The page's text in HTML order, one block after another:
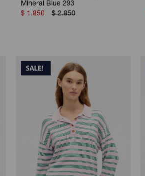
Mineral Blue 293
$ 1.850 $ 2.850